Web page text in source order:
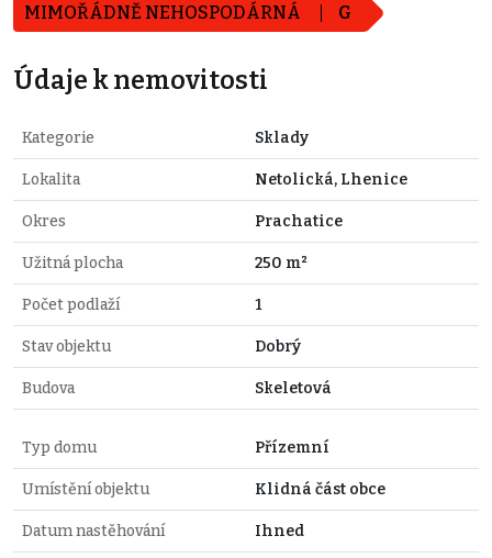
MIMOŘÁDNĚ NEHOSPODÁRNÁ G
Údaje k nemovitosti
Kategorie Sklady
Lokalita Netolická, Lhenice
Okres Prachatice
Užitná plocha 250 m²
Počet podlaží 1
Stav objektu Dobrý
Budova Skeletová
Typ domu Přízemní
Umístění objektu Klidná část obce
Datum nastěhování Ihned